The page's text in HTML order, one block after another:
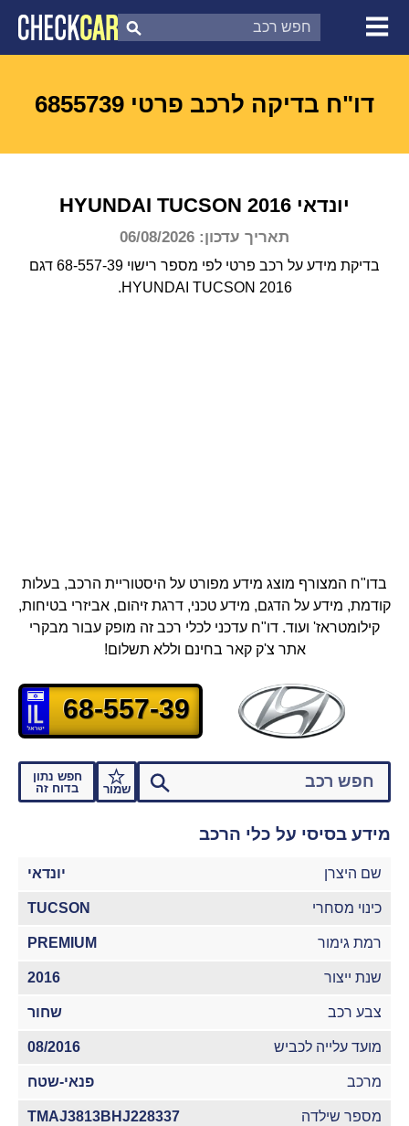
צ'ק קאר
דוח בדיקת רכב
דו"ח בדיקה לרכב פרטי 6855739
יונדאי HYUNDAI TUCSON 2016
תאריך עדכון: 06/08/2026
בדיקת מידע על רכב פרטי לפי מספר רישוי 68-557-39 דגם
HYUNDAI TUCSON 2016.
בדו"ח המצורף מוצג מידע מפורט על היסטוריית הרכב, בעלות
קודמת, מידע על הדגם, מידע טכני, דרגת זיהום, אביזרי בטיחות,
קילומטראז' ועוד. דו"ח עדכני לכלי רכב זה מופק עבור מבקרי
אתר צ'ק קאר בחינם וללא תשלום!
שמור
חפש נתון
בדוח זה
68-557-39
מידע בסיסי על כלי הרכב
שם היצרן יונדאי
כינוי מסחרי TUCSON
רמת גימור PREMIUM
שנת ייצור 2016
צבע רכב שחור
מועד עלייה לכביש 08/2016
מרכב פנאי-שטח
מספר שילדה TMAJ3813BHJ228337